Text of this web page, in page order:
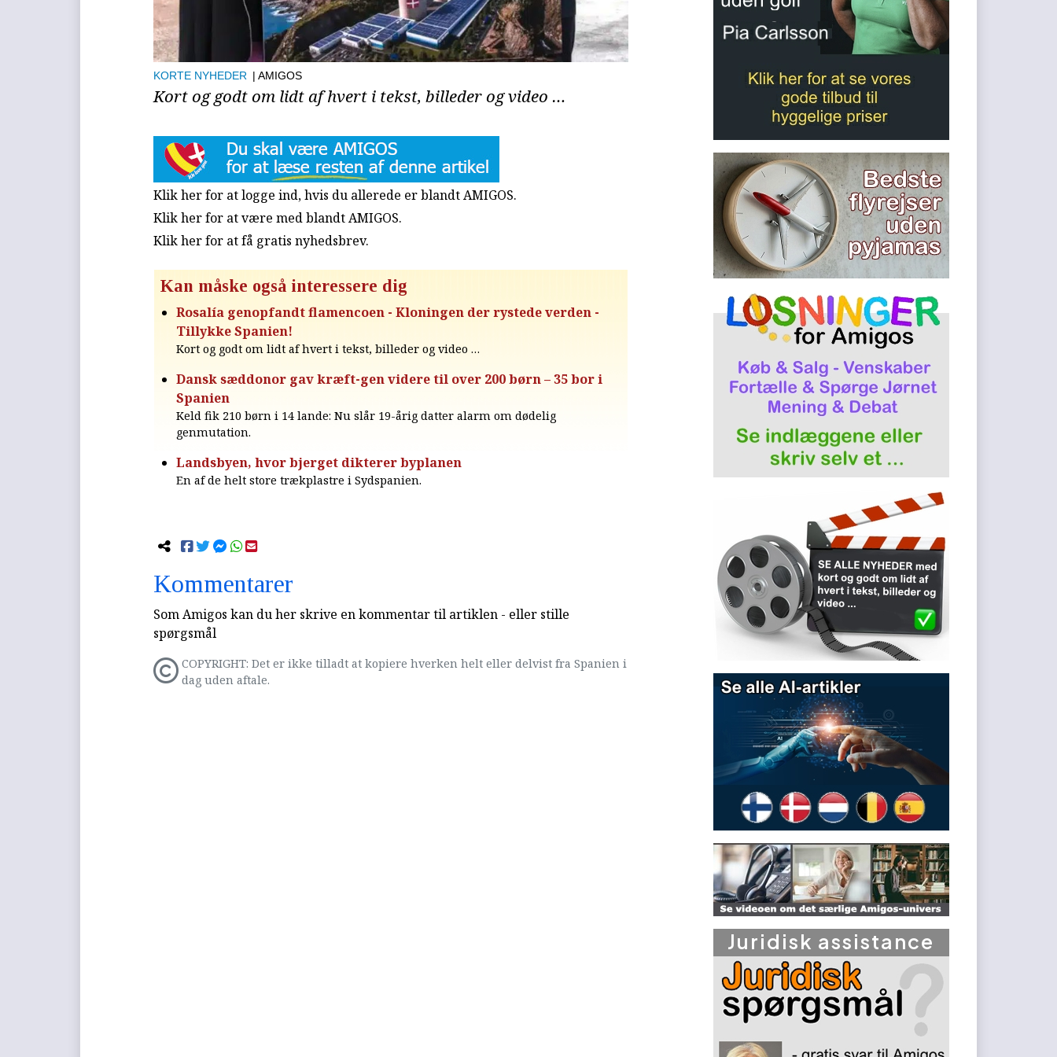
KORTE NYHEDER | AMIGOS
Kort og godt om lidt af hvert i tekst, billeder og video …
Klik her for at logge ind, hvis du allerede er blandt AMIGOS.
Klik her for at være med blandt AMIGOS.
Klik her for at få gratis nyhedsbrev.
Kan måske også interessere dig
Rosalía genopfandt flamencoen - Kloningen der rystede verden -
Tillykke Spanien!
Kort og godt om lidt af hvert i tekst, billeder og video …
Dansk sæddonor gav kræft-gen videre til over 200 børn – 35 bor i
Spanien
Keld fik 210 børn i 14 lande: Nu slår 19-årig datter alarm om dødelig
genmutation.
Landsbyen, hvor bjerget dikterer byplanen
En af de helt store trækplastre i Sydspanien.
Kommentarer
Som Amigos kan du her skrive en kommentar til artiklen - eller stille
spørgsmål
COPYRIGHT: Det er ikke tilladt at kopiere hverken helt eller delvist fra Spanien i
dag uden aftale.